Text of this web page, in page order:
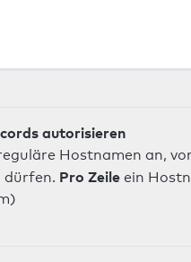
autorisieren
Hostnamen an,
dürfen. Pro Zeile ein